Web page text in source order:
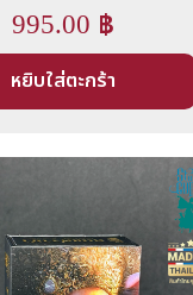
995.00 ฿
หยิบใส่ตะกร้า